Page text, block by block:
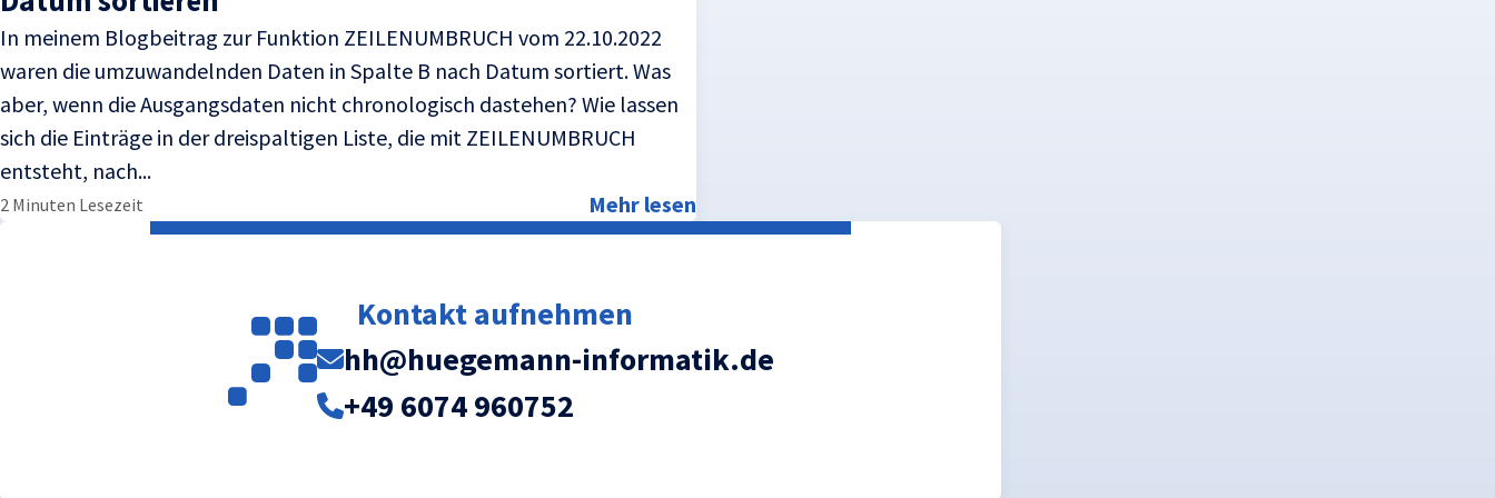
In meinem Blogbeitrag zur Funktion ZEILENUMBRUCH vom 22.10.2022
waren die umzuwandelnden Daten in Spalte B nach Datum sortiert. Was
aber, wenn die Ausgangsdaten nicht chronologisch dastehen? Wie lassen
sich die Einträge in der dreispaltigen Liste, die mit ZEILENUMBRUCH
entsteht, nach...
2 Minuten Lesezeit Mehr lesen
Kontakt aufnehmen
hh@huegemann-informatik.de
+49 6074 960752